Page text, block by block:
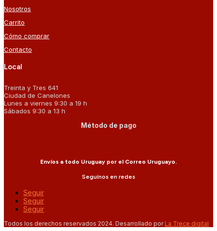
Nosotros
Carrito
Cómo comprar
Contacto
Local
Treinta y Tres 641
Ciudad de Canelones
Lunes a viernes 9:30 a 19 h
Sábados 9:30 a 13 h
Método de pago
Envíos a todo Uruguay por el Correo Uruguayo.
Seguínos en redes
Seguir
Seguir
Seguir
Todos los derechos reservados 2024. Desarrollado por La Trece digital